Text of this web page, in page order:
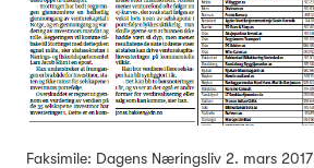
Faksimile: Dagens Næringsliv 2. mars 2017